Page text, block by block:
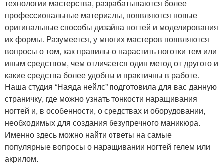
технологии мастерства, разрабатываются более
профессиональные материалы, появляются новые
оригинальные способы дизайна ногтей и моделирования
их формы. Разумеется, у многих мастеров появляются
вопросы о том, как правильно нарастить ноготки тем или
иным средством, чем отличается один метод от другого и
какие средства более удобны и практичны в работе.
Наша студия “Наяда нейлс” подготовила для вас данную
страничку, где можно узнать тонкости наращивания
ногтей и, в особенности, о средствах и оборудовании,
необходимых для создания безупречного маникюра.
Именно здесь можно найти ответы на самые
популярные вопросы о наращивании ногтей гелем или
акрилом.